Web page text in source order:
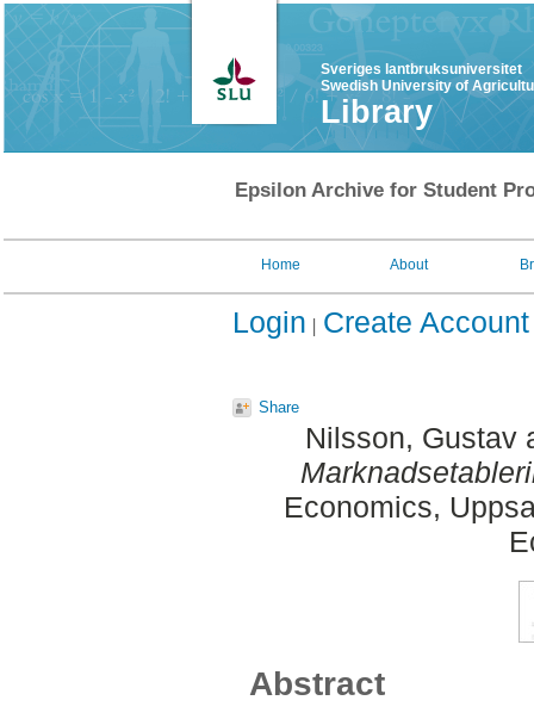
Sveriges lantbruksuniversitet
Swedish University of
Library
Epsilon Archive for Student
Home About
Login Create Account
Share
Nilsson, Gustav
Economics,
Abstract